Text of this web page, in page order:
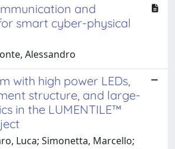
and
smart cyber-physical
Alessandro
with high power LEDs,
structure, and large-
in the LUMENTILE™
Luca; Simonetta, Marcello;